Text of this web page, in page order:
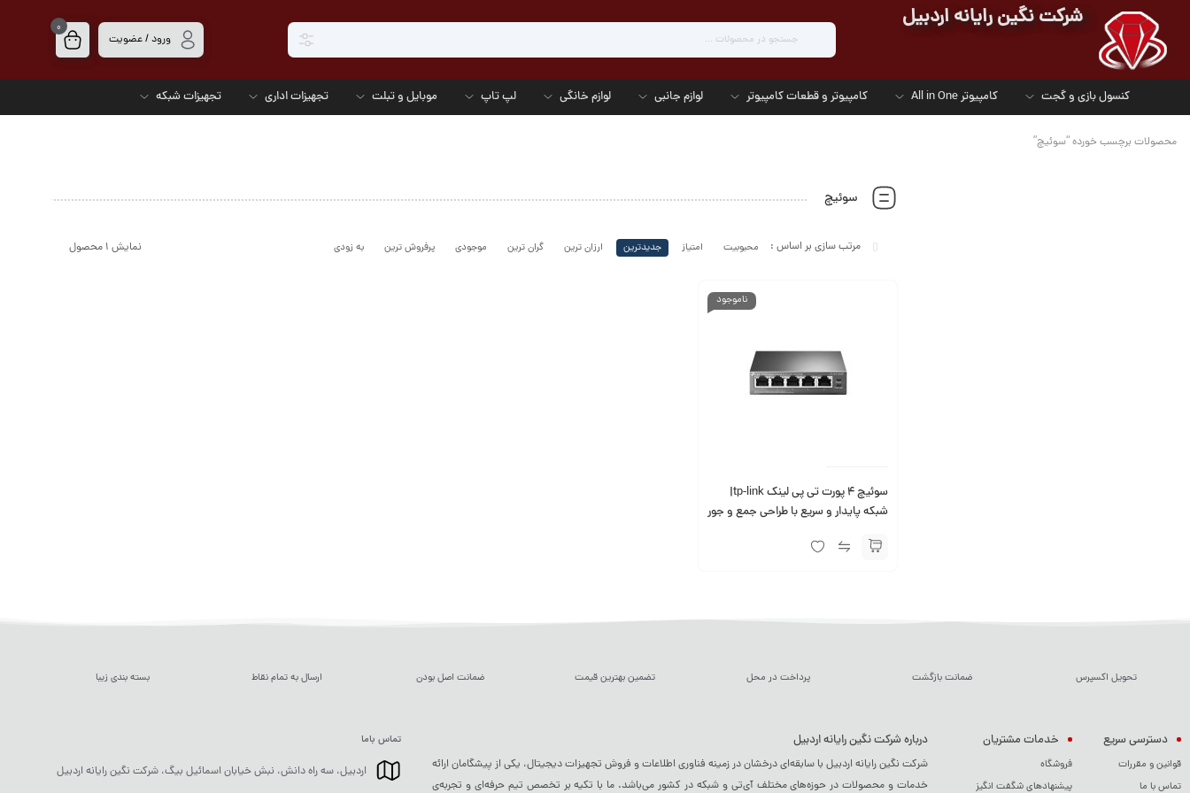
شرکت نگین رایانه اردبیل
ورود / عضویت
0
کنسول بازی و گجت کامپیوتر All in One کامپیوتر و قطعات کامپیوتر لوازم جانبی لوازم خانگی لپ تاپ موبایل و تبلت تجهیزات اداری تجهیزات شبکه
محصولات برچسب خورده “سوئیچ”
سوئیچ
نمایش ۱ محصول محبوبیت امتیاز جدیدترین ارزان ترین گران ترین موجودی پرفروش ترین به زودی
ناموجود
سوئیچ 4 پورت تی پی لینک tp-link|
شبکه پایدار و سریع با طراحی جمع و جور
تحویل اکسپرس ضمانت بازگشت پرداخت در محل تضمین بهترین قیمت ضمانت اصل بودن ارسال به تمام نقاط بسته بندی زیبا
دسترسی سریع
قوانین و مقررات
تماس با ما
خدمات مشتریان
فروشگاه
پیشنهادهای شگفت انگیز
درباره شرکت نگین رایانه اردبیل
شرکت نگین رایانه اردبیل با سابقه‌ای درخشان در زمینه فناوری اطلاعات و فروش تجهیزات دیجیتال، یکی از پیشگامان ارائه
خدمات و محصولات در حوزه‌های مختلف آی‌تی و شبکه در کشور می‌باشد. ما با تکیه بر تخصص تیم حرفه‌ای و تجربه‌ی
تماس باما
اردبیل، سه راه دانش، نبش خیابان اسمائیل بیگ، شرکت نگین رایانه اردبیل